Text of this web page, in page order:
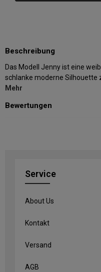
Beschreibung
Das Modell Jenny ist eine
schlanke moderne Silhouette
Mehr
Bewertungen
Service
About Us
Kontakt
Versand
AGB